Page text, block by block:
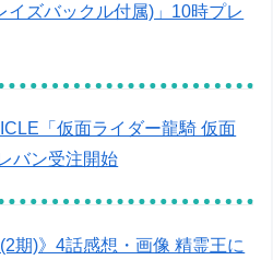
イズバックル付属)」10時プレ
「仮面ライダー龍騎 仮面
バン受注開始
期)》4話感想・画像 精霊王に